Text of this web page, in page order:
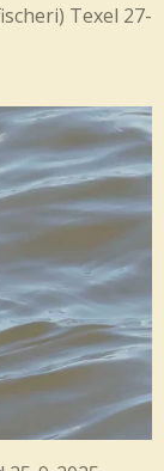
Texel 27-
ZZ